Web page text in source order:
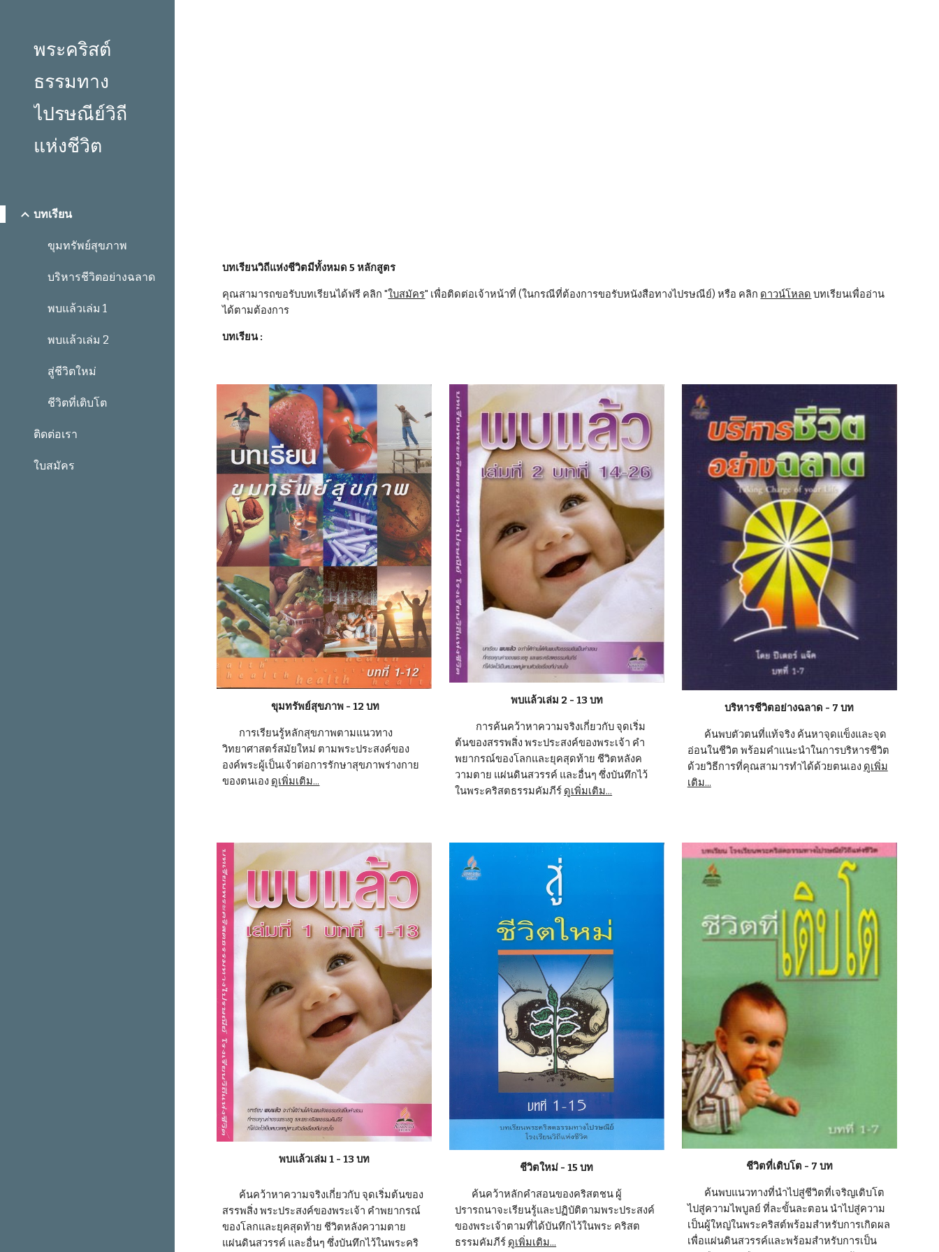
พระคริสต์
ธรรมทาง
ไปรษณีย์วิถี
แห่งชีวิต
บทเรียน
ขุมทรัพย์สุขภาพ
บริหารชีวิตอย่างฉลาด
พบแล้วเล่ม 1
พบแล้วเล่ม 2
สู่ชีวิตใหม่
ชีวิตที่เติบโต
ติดต่อเรา
ใบสมัคร
บทเรียนวิถีแห่งชีวิตมีทั้งหมด 5 หลักสูตร
คุณสามารถขอรับบทเรียนได้ฟรี คลิก "ใบสมัคร" เพื่อติดต่อเจ้าหน้าที่ (ในกรณีที่ต้องการขอรับหนังสือทางไปรษณีย์) หรือ คลิก ดาวน์โหลด บทเรียนเพื่ออ่าน
ได้ตามต้องการ
บทเรียน :
ขุมทรัพย์สุขภาพ - 12 บท
วิทยาศาสตร์สมัยใหม่ ตามพระประสงค์ของ
องค์พระผู้เป็นเจ้าต่อการรักษาสุขภาพร่างกาย
ของตนเอง ดูเพิ่มเติม...
พบแล้วเล่ม 2 - 13 บท
ต้นของสรรพสิ่ง พระประสงค์ของพระเจ้า คำ
พยากรณ์ของโลกและยุคสุดท้าย ชีวิตหลังค
วามตาย แผ่นดินสวรรค์ และอื่นๆ ซึ่งบันทึกไว้
ในพระคริสตธรรมคัมภีร์ ดูเพิ่มเติม...
บริหารชีวิตอย่างฉลาด - 7 บท
อ่อนในชีวิต พร้อมคำแนะนำในการบริหารชีวิต
ด้วยวิธีการที่คุณสามารทำได้ด้วยตนเอง ดูเพิ่ม
เติม...
พบแล้วเล่ม 1 - 13 บท
สรรพสิ่ง พระประสงค์ของพระเจ้า คำพยากรณ์
ของโลกและยุคสุดท้าย ชีวิตหลังความตาย
แผ่นดินสวรรค์ และอื่นๆ ซึ่งบันทึกไว้ในพระคริ
ชีวิตใหม่ - 15 บท
ปรารถนาจะเรียนรู้และปฏิบัติตามพระประสงค์
ของพระเจ้าตามที่ได้บันทึกไว้ในพระ คริสต
ธรรมคัมภีร์ ดูเพิ่มเติม...
ชีวิตที่เติบโต - 7 บท
ไปสู่ความไพบูลย์ ที่ละขั้นละตอน นำไปสู่ความ
เป็นผู้ใหญ่ในพระคริสต์พร้อมสำหรับการเกิดผล
เพื่อแผ่นดินสวรรค์และพร้อมสำหรับการเป็น